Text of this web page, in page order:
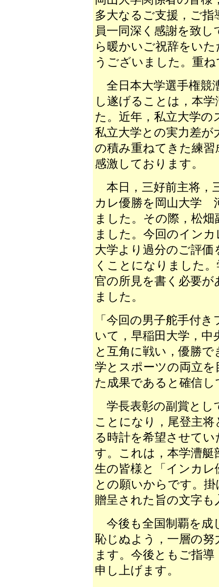
多大なるご支援，ご
員一同深く感謝を致
ら暖かいご祝辞をい
うございました。重
全日本大学選手権競
し遂げることは，本
た。近年，私立大学
私立大学との実力差
の積み重ねてきた練
感激しております。
本日，三好前主将，
カレ優勝を岡山大学
ました。その際，松
ました。今回のイン
大学より過分のご評
くことになりました
官の所見を書く必要
ました。
「今回の男子舵手付
いて，早稲田大学，
と互角に戦い，優勝
学とスポーツの両立
た成果であると確信
学長表彰の副賞とし
ことになり，尾登主
る時計を希望させて
す。これは，本学漕
生の皆様と「インカ
との願いからです。
贈呈された旨の文字も
今後も全国制覇を成
恥じぬよう，一層の
ます。今後ともご指
申し上げます。